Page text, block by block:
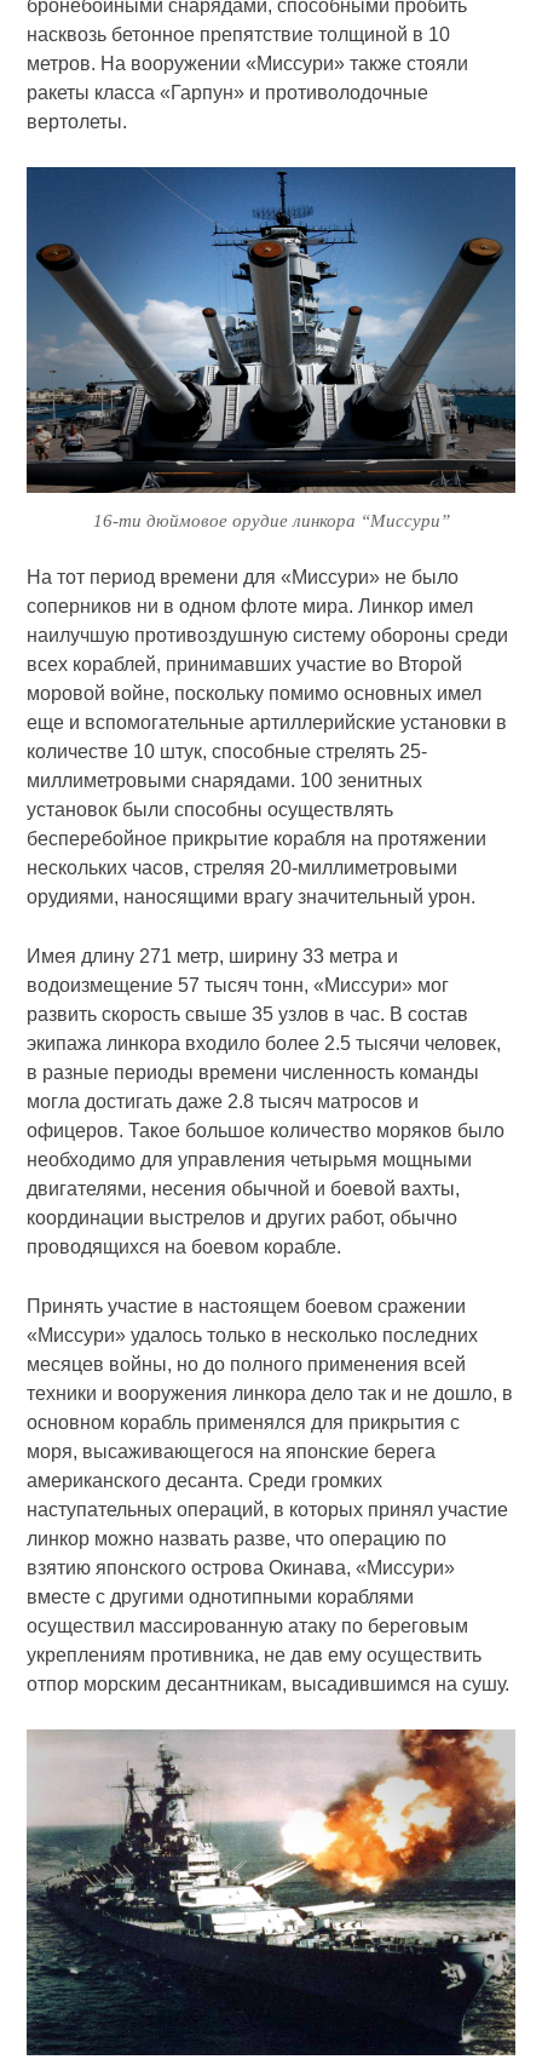
бронебойными снарядами, способными пробить
насквозь бетонное препятствие толщиной в 10
метров. На вооружении «Миссури» также стояли
ракеты класса «Гарпун» и противолодочные
вертолеты.
16-ти дюймовое орудие линкора “Миссури”
На тот период времени для «Миссури» не было
соперников ни в одном флоте мира. Линкор имел
наилучшую противоздушную систему обороны среди
всех кораблей, принимавших участие во Второй
моровой войне, поскольку помимо основных имел
еще и вспомогательные артиллерийские установки в
количестве 10 штук, способные стрелять 25-
миллиметровыми снарядами. 100 зенитных
установок были способны осуществлять
бесперебойное прикрытие корабля на протяжении
нескольких часов, стреляя 20-миллиметровыми
орудиями, наносящими врагу значительный урон.
Имея длину 271 метр, ширину 33 метра и
водоизмещение 57 тысяч тонн, «Миссури» мог
развить скорость свыше 35 узлов в час. В состав
экипажа линкора входило более 2.5 тысячи человек,
в разные периоды времени численность команды
могла достигать даже 2.8 тысяч матросов и
офицеров. Такое большое количество моряков было
необходимо для управления четырьмя мощными
двигателями, несения обычной и боевой вахты,
координации выстрелов и других работ, обычно
проводящихся на боевом корабле.
Принять участие в настоящем боевом сражении
«Миссури» удалось только в несколько последних
месяцев войны, но до полного применения всей
техники и вооружения линкора дело так и не дошло, в
основном корабль применялся для прикрытия с
моря, высаживающегося на японские берега
американского десанта. Среди громких
наступательных операций, в которых принял участие
линкор можно назвать разве, что операцию по
взятию японского острова Окинава, «Миссури»
вместе с другими однотипными кораблями
осуществил массированную атаку по береговым
укреплениям противника, не дав ему осуществить
отпор морским десантникам, высадившимся на сушу.